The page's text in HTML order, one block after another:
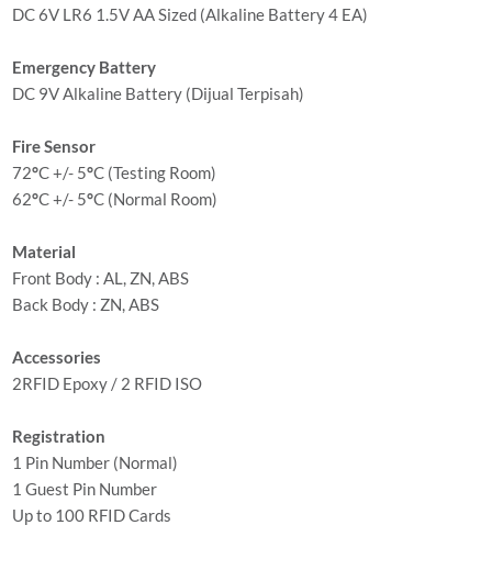
DC 6V LR6 1.5V AA Sized (Alkaline Battery 4 EA)
Emergency Battery
DC 9V Alkaline Battery (Dijual Terpisah)
Fire Sensor
72°C +/- 5°C (Testing Room)
62°C +/- 5°C (Normal Room)
Material
Front Body : AL, ZN, ABS
Back Body : ZN, ABS
Accessories
2RFID Epoxy / 2 RFID ISO
Registration
1 Pin Number (Normal)
1 Guest Pin Number
Up to 100 RFID Cards